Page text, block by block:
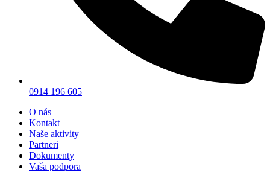
0914 196 605
O nás
Kontakt
Naše aktivity
Partneri
Dokumenty
Vaša podpora